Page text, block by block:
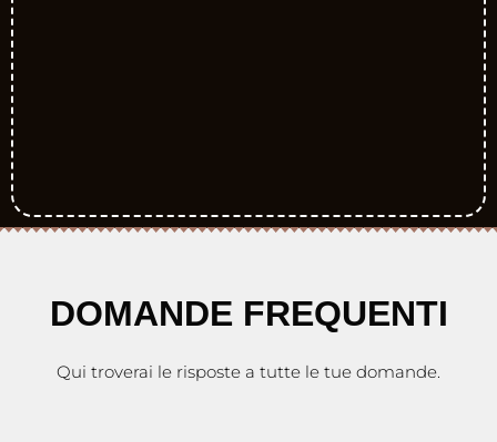
DOMANDE FREQUENTI
Qui troverai le risposte a tutte le tue domande.